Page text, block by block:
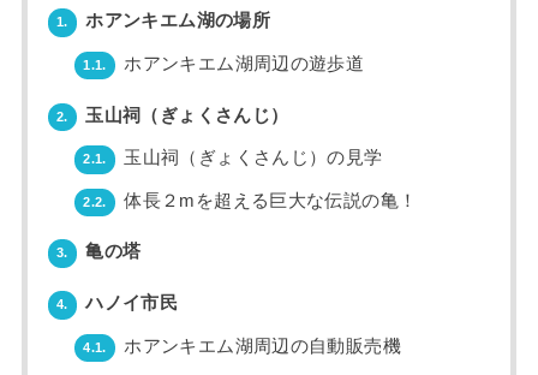
1. ホアンキエム湖の場所
1.1. ホアンキエム湖周辺の遊歩道
2. 玉山祠（ぎょくさんじ）
2.1. 玉山祠（ぎょくさんじ）の見学
2.2. 体長２mを超える巨大な伝説の亀！
3. 亀の塔
4. ハノイ市民
4.1. ホアンキエム湖周辺の自動販売機